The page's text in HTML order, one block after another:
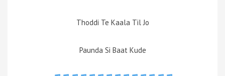
Thoddi Te Kaala Til Jo
Paunda Si Baat Kude